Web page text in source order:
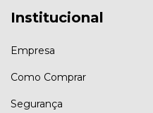
Institucional
Empresa
Como Comprar
Segurança